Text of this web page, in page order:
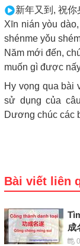
新年又到, 祝
Xīn nián yòu
shénme yǒu
Năm mới đến,
muốn gì được
Hy vọng qua bài
sử dụng của
Dương chúc các
Bài viết liên
成